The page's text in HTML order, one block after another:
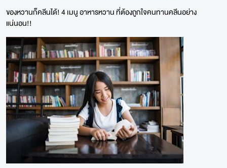
ของหวานก็คลีนได้! 4 เมนู อาหารหวาน ที่ต้องถูกใจคนทานคลีนอย่าง
แน่นอน!!